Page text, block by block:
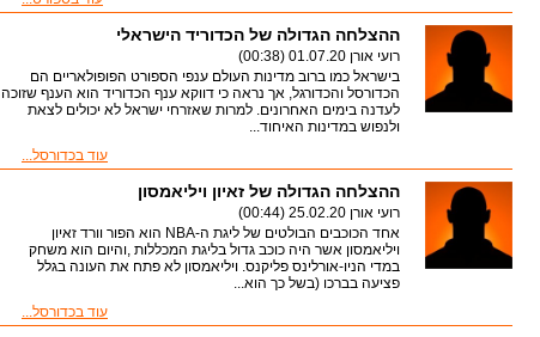
ההצלחה הגדולה של הכדוריד הישראלי
רועי אורן 01.07.20 (00:38)
בישראל כמו ברוב מדינות העולם ענפי הספורט הפופולאריים הם
הכדורסל והכדורגל, אך נראה כי דווקא ענף הכדוריד הוא הענף שזוכה
לעדנה בימים האחרונים. למרות שאזרחי ישראל לא יכולים לצאת
ולנפוש במדינות האיחוד...
עוד בכדורסל...
ההצלחה הגדולה של זאיון ויליאמסון
רועי אורן 25.02.20 (00:44)
אחד הכוכבים הבולטים של ליגת ה-NBA הוא הפור וורד זאיון
ויליאמסון אשר היה כוכב גדול בליגת המכללות ,והיום הוא משחק
במדי הניו-אורלינס פליקנס. ויליאמסון לא פתח את העונה בגלל
פציעה בברכו (בשל כך הוא...
עוד בכדורסל...